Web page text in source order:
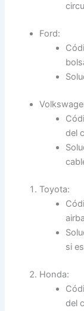
Ford:
del
Toyota:
si
Honda:
del